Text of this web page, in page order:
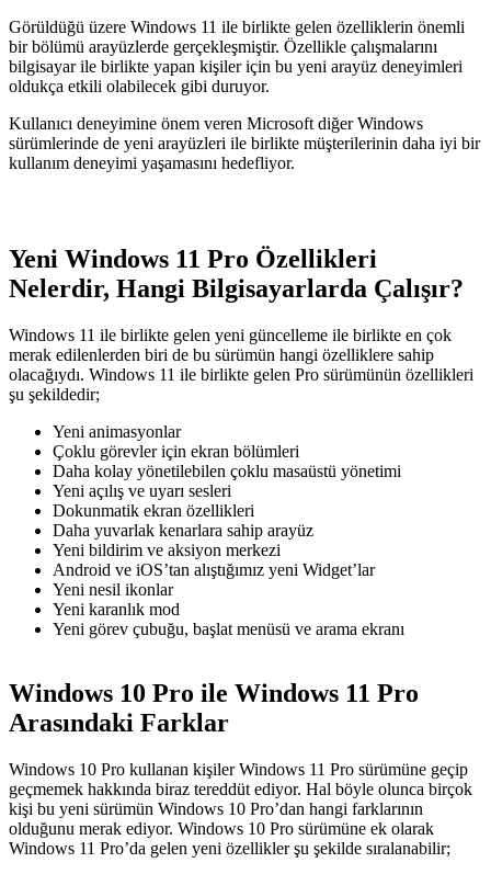
Görüldüğü üzere Windows 11 ile birlikte gelen özelliklerin önemli
bir bölümü arayüzlerde gerçekleşmiştir. Özellikle çalışmalarını
bilgisayar ile birlikte yapan kişiler için bu yeni arayüz deneyimleri
oldukça etkili olabilecek gibi duruyor.
Kullanıcı deneyimine önem veren Microsoft diğer Windows
sürümlerinde de yeni arayüzleri ile birlikte müşterilerinin daha iyi bir
kullanım deneyimi yaşamasını hedefliyor.
Yeni Windows 11 Pro Özellikleri
Nelerdir, Hangi Bilgisayarlarda Çalışır?
Windows 11 ile birlikte gelen yeni güncelleme ile birlikte en çok
merak edilenlerden biri de bu sürümün hangi özelliklere sahip
olacağıydı. Windows 11 ile birlikte gelen Pro sürümünün özellikleri
şu şekildedir;
Yeni animasyonlar
Çoklu görevler için ekran bölümleri
Daha kolay yönetilebilen çoklu masaüstü yönetimi
Yeni açılış ve uyarı sesleri
Dokunmatik ekran özellikleri
Daha yuvarlak kenarlara sahip arayüz
Yeni bildirim ve aksiyon merkezi
Android ve iOS’tan alıştığımız yeni Widget’lar
Yeni nesil ikonlar
Yeni karanlık mod
Yeni görev çubuğu, başlat menüsü ve arama ekranı
Windows 10 Pro ile Windows 11 Pro
Arasındaki Farklar
Windows 10 Pro kullanan kişiler Windows 11 Pro sürümüne geçip
geçmemek hakkında biraz tereddüt ediyor. Hal böyle olunca birçok
kişi bu yeni sürümün Windows 10 Pro’dan hangi farklarının
olduğunu merak ediyor. Windows 10 Pro sürümüne ek olarak
Windows 11 Pro’da gelen yeni özellikler şu şekilde sıralanabilir;